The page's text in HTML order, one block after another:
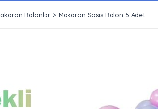
Balonlar Makaron Sosis Balon 5 Adet